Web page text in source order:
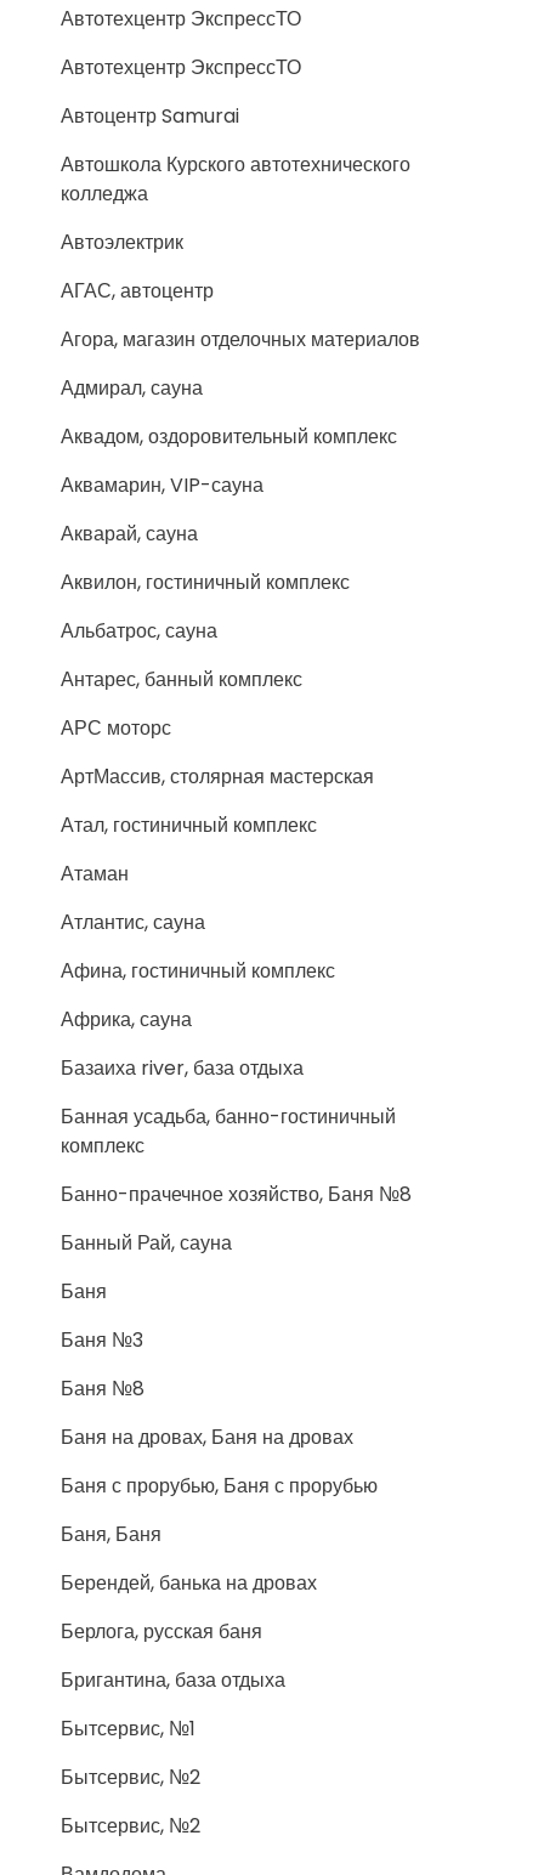
Автотехцентр ЭкспрессТО
Автотехцентр ЭкспрессТО
Автоцентр Samurai
Автошкола Курского автотехнического
колледжа
Автоэлектрик
АГАС, автоцентр
Агора, магазин отделочных материалов
Адмирал, сауна
Аквадом, оздоровительный комплекс
Аквамарин, VIP-сауна
Акварай, сауна
Аквилон, гостиничный комплекс
Альбатрос, сауна
Антарес, банный комплекс
АРС моторс
АртМассив, столярная мастерская
Атал, гостиничный комплекс
Атаман
Атлантис, сауна
Афина, гостиничный комплекс
Африка, сауна
Базаиха river, база отдыха
Банная усадьба, банно-гостиничный
комплекс
Банно-прачечное хозяйство, Баня №8
Банный Рай, сауна
Баня
Баня №3
Баня №8
Баня на дровах, Баня на дровах
Баня с прорубью, Баня с прорубью
Баня, Баня
Берендей, банька на дровах
Берлога, русская баня
Бригантина, база отдыха
Бытсервис, №1
Бытсервис, №2
Бытсервис, №2